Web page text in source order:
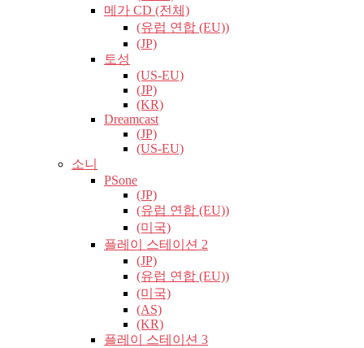
메가 CD (전체)
(유럽​​ 연합 (EU))
(JP)
토성
(US-EU)
(JP)
(KR)
Dreamcast
(JP)
(US-EU)
소니
PSone
(JP)
(유럽​​ 연합 (EU))
(미국)
플레이 스테이션 2
(JP)
(유럽​​ 연합 (EU))
(미국)
(AS)
(KR)
플레이 스테이션 3